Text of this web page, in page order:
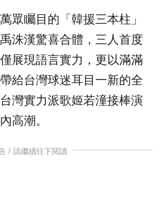
眾矚目的「韓援三本柱」
洙漢驚喜合體，三人首度
展現語言實力，更以滿滿
給台灣球迷耳目一新的全
灣實力派歌姬若潼接棒演
高潮。
/ 請繼續往下閱讀